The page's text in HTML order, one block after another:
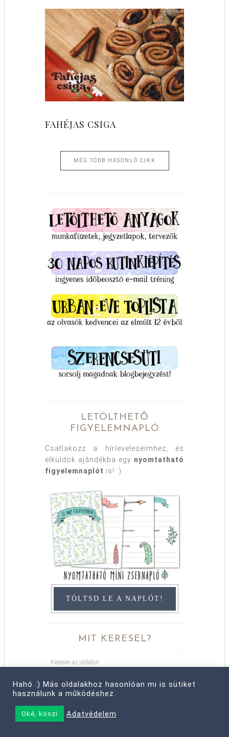
FAHÉJAS CSIGA
MÉG TÖBB HASONLÓ CIKK
LETÖLTHETŐ
FIGYELEMNAPLÓ
Csatlakozz a hírleveleseimhez, és
elküldök ajándékba egy nyomtatható
figyelemnaplót is! :)
TÖLTSD LE A NAPLÓT!
MIT KERESEL?
LECSÓ PODCAST
Hahó :) Más oldalakhoz hasonlóan mi is sütiket
használunk a működéshez.
Oké, köszi Adatvédelem